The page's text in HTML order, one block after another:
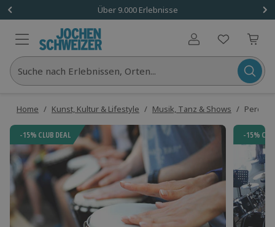
Über 9.000 Erlebnisse
Benutzerkonto
Suche nach Erlebnissen, Orten...
Home / Kunst, Kultur & Lifestyle / Musik, Tanz & Shows /
-15% CLUB DEAL -15%